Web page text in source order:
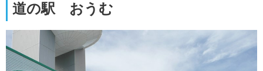
道の駅 おうむ